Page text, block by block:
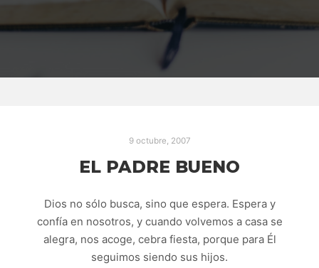
9 octubre, 2007
EL PADRE BUENO
Dios no sólo busca, sino que espera. Espera y
confía en nosotros, y cuando volvemos a casa se
alegra, nos acoge, cebra fiesta, porque para Él
seguimos siendo sus hijos.